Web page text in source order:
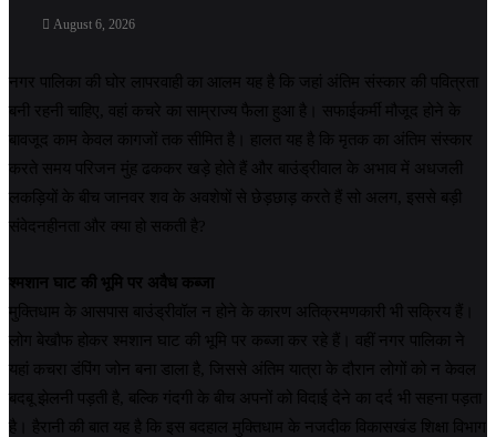
August 6, 2026
नगर पालिका की घोर लापरवाही का आलम यह है कि जहां अंतिम संस्कार की पवित्रता
बनी रहनी चाहिए, वहां कचरे का साम्राज्य फैला हुआ है। सफाईकर्मी मौजूद होने के
बावजूद काम केवल कागजों तक सीमित है। हालत यह है कि मृतक का अंतिम संस्कार
करते समय परिजन मुंह ढककर खड़े होते हैं और बाउंड्रीवाल के अभाव में अधजली
लकड़ियों के बीच जानवर शव के अवशेषों से छेड़छाड़ करते हैं सो अलग, इससे बड़ी
संवेदनहीनता और क्या हो सकती है?
श्मशान घाट की भूमि पर अवैध कब्जा
मुक्तिधाम के आसपास बाउंड्रीवॉल न होने के कारण अतिक्रमणकारी भी सक्रिय हैं।
लोग बेखौफ होकर श्मशान घाट की भूमि पर कब्जा कर रहे हैं। वहीं नगर पालिका ने
यहां कचरा डंपिंग जोन बना डाला है, जिससे अंतिम यात्रा के दौरान लोगों को न केवल
बदबू झेलनी पड़ती है, बल्कि गंदगी के बीच अपनों को विदाई देने का दर्द भी सहना पड़ता
है। हैरानी की बात यह है कि इस बदहाल मुक्तिधाम के नजदीक विकासखंड शिक्षा विभाग